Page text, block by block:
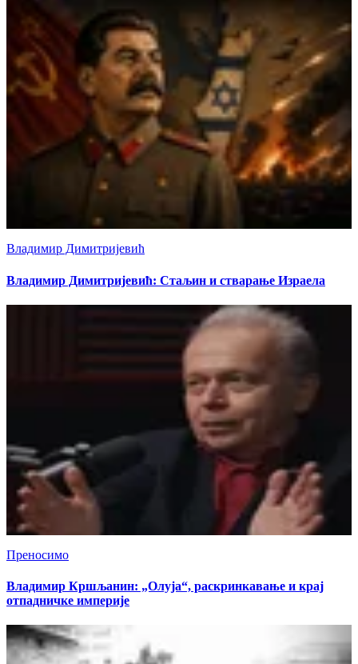
Владимир Димитријевић
Владимир Димитријевић: Стаљин и стварање Израела
Преносимо
Владимир Кршљанин: „Олуја“, раскринкавање и крај
отпадничке империје